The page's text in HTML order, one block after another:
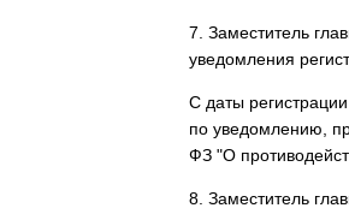
7. Заместитель
уведомления
С даты
по уведомлению,
ФЗ "О
8. Заместитель